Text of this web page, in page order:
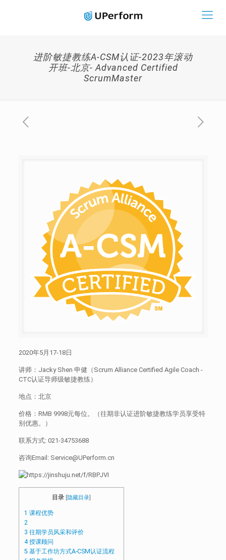
进阶敏捷教练A-CSM认证-2023年滚动
开班-北京- Advanced Certified
ScrumMaster
2020年5月17-18日
讲师：Jacky Shen 申健（Scrum Alliance Certified Agile Coach -
CTC认证导师级敏捷教练）
地点：北京
价格：RMB 9998元每位。（往期非认证进阶敏捷教练学员享受特
别优惠。）
联系方式: 021-34753688
咨询Email: Service@UPerform.cn
目录 [隐藏目录]
1 课程优势
2
3 往期学员风采和评价
4授课顾问
5基于工作坊方式A-CSM认证流程